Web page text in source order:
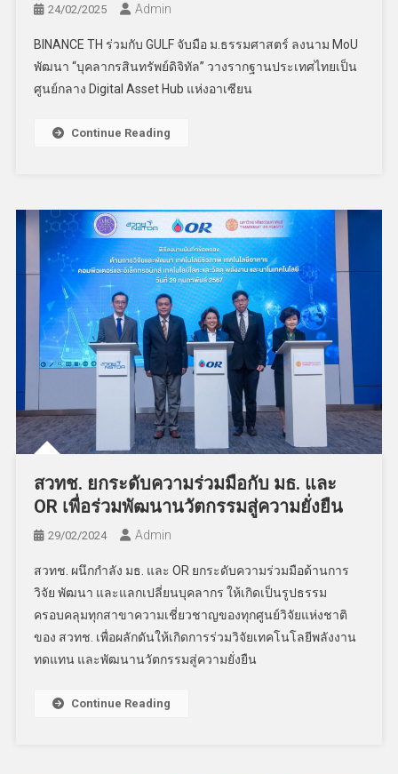
24/02/2025 Admin
BINANCE TH ร่วมกับ GULF จับมือ ม.ธรรมศาสตร์ ลงนาม MoU
พัฒนา “บุคลากรสินทรัพย์ดิจิทัล” วางรากฐานประเทศไทยเป็น
ศูนย์กลาง Digital Asset Hub แห่งอาเซียน
Continue Reading
สวทช. ยกระดับความร่วมมือกับ มธ. และ
OR เพื่อร่วมพัฒนานวัตกรรมสู่ความยั่งยืน
29/02/2024 Admin
สวทช. ผนึกกำลัง มธ. และ OR ยกระดับความร่วมมือด้านการ
วิจัย พัฒนา และแลกเปลี่ยนบุคลากร ให้เกิดเป็นรูปธรรม
ครอบคลุมทุกสาขาความเชี่ยวชาญของทุกศูนย์วิจัยแห่งชาติ
ของ สวทช. เพื่อผลักดันให้เกิดการร่วมวิจัยเทคโนโลยีพลังงาน
ทดแทน และพัฒนานวัตกรรมสู่ความยั่งยืน
Continue Reading